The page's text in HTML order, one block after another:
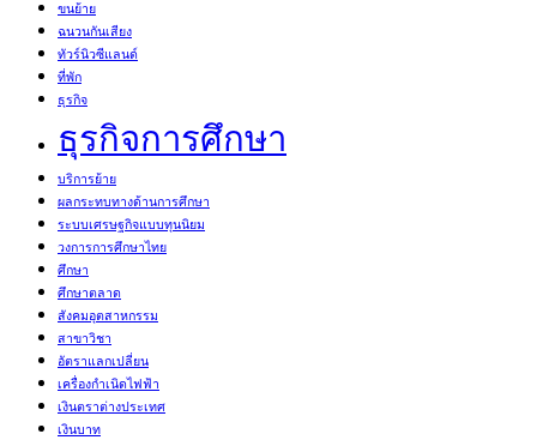
ขนย้าย
ฉนวนกันเสียง
ทัวร์นิวซีแลนด์
ที่พัก
ธุรกิจ
ธุรกิจการศึกษา
บริการย้าย
ผลกระทบทางด้านการศึกษา
ระบบเศรษฐกิจแบบทุนนิยม
วงการการศึกษาไทย
ศึกษา
ศึกษาตลาด
สังคมอุตสาหกรรม
สาขาวิชา
อัตราแลกเปลี่ยน
เครื่องกำเนิดไฟฟ้า
เงินตราต่างประเทศ
เงินบาท